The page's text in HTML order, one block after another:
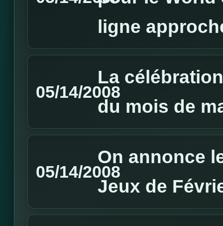
ligne
05/14/2008
La
du mois de
05/14/2008
On annonce
Jeux de